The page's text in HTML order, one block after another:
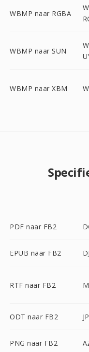
WBMP naar RGBA
WBMP naar SUN
WBMP naar XBM
PDF naar FB2
EPUB naar FB2
RTF naar FB2
ODT naar FB2
PNG naar FB2